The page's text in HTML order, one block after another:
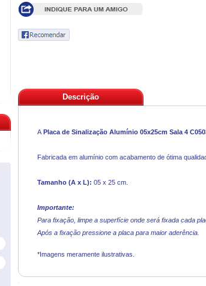
Descrição
A Placa de Sinalização Alumínio 05x25cm Sala 4
Fabricada em alumínio com acabamento de ótima
Tamanho (A x L): 05 x 25 cm.
Importante:
Para fixação, limpe a superfície onde será fixada cada
Após a fixação pressione a placa para maior aderência.
*Imagens meramente ilustrativas.